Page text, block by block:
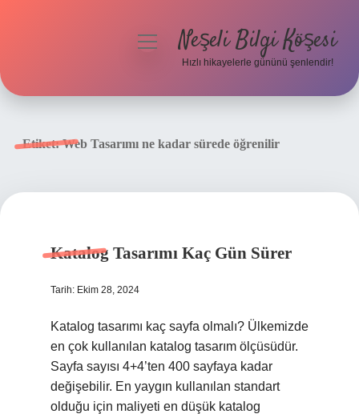
menüyüNeşeli Bilgi Köşesi
Hızlı hikayelerle gününü şenlendir!
Etiket:Web Tasarımı ne kadar sürede öğrenilir
Katalog Tasarımı Kaç Gün Sürer
Tarih: Ekim 28, 2024
Katalog tasarımı kaç sayfa olmalı? Ülkemizde
en çok kullanılan katalog tasarım ölçüsüdür.
Sayfa sayısı 4+4’ten 400 sayfaya kadar
değişebilir. En yaygın kullanılan standart
olduğu için maliyeti en düşük katalog